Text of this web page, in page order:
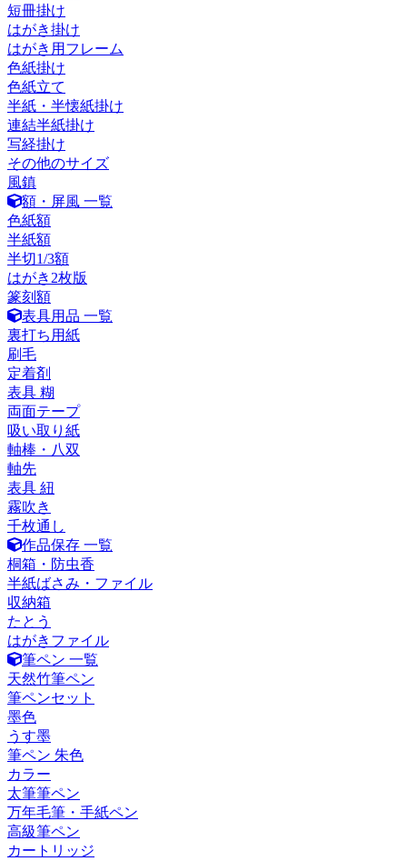
短冊掛け
はがき掛け
はがき用フレーム
色紙掛け
色紙立て
半紙・半懐紙掛け
連結半紙掛け
写経掛け
その他のサイズ
風鎮
額・屏風 一覧
色紙額
半紙額
半切1/3額
はがき2枚版
篆刻額
表具用品 一覧
裏打ち用紙
刷毛
定着剤
表具 糊
両面テープ
吸い取り紙
軸棒・八双
軸先
表具 紐
霧吹き
千枚通し
作品保存 一覧
桐箱・防虫香
半紙ばさみ・ファイル
収納箱
たとう
はがきファイル
筆ペン 一覧
天然竹筆ペン
筆ペンセット
墨色
うす墨
筆ペン 朱色
カラー
太筆筆ペン
万年毛筆・手紙ペン
高級筆ペン
カートリッジ